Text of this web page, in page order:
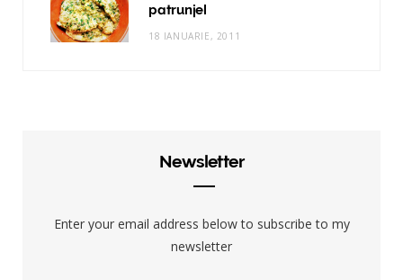
patrunjel
18 IANUARIE, 2011
Newsletter
Enter your email address below to subscribe to my
newsletter